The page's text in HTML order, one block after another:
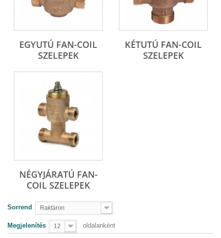
EGYUTÚ FAN-COIL
SZELEPEK
KÉTUTÚ FAN-COIL
SZELEPEK
NÉGYJÁRATÚ FAN-
COIL SZELEPEK
Sorrend Raktáron
Megjelenítés 12 oldalanként